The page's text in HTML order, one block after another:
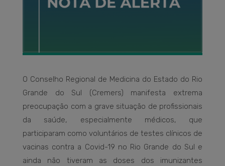
O Conselho Regional de Medicina do Estado do Rio
Grande do Sul (Cremers) manifesta extrema
preocupação com a grave situação de profissionais
da saúde, especialmente médicos, que
participaram como voluntários de testes clínicos de
vacinas contra a Covid-19 no Rio Grande do Sul e
ainda não tiveram as doses dos imunizantes